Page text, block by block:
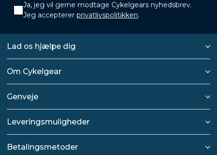
Ja, jeg vil gerne modtage Cykelgears nyhedsbrev.
Jeg accepterer privatlivspolitikken.
Lad os hjælpe dig
Om Cykelgear
Genveje
Leveringsmuligheder
Betalingsmetoder